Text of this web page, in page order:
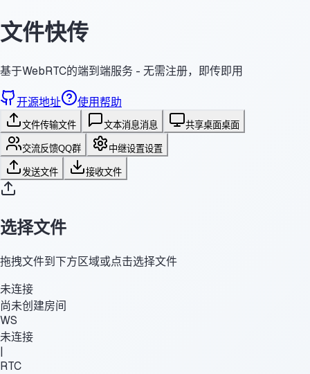
文件快传
基于WebRTC的端到端服务 - 无需注册，即传即用
开源地址 使用帮助
文件传输文件 文本消息消息 共享桌面桌面
交流反馈QQ群 中继设置设置
发送文件 接收文件
选择文件
拖拽文件到下方区域或点击选择文件
未连接
尚未创建房间
WS
未连接
|
RTC